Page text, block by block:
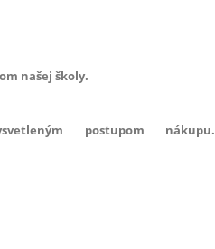
našej školy.
postupom nákupu.